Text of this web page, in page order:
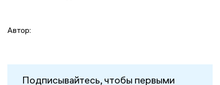
Автор:
Подписывайтесь, чтобы первыми